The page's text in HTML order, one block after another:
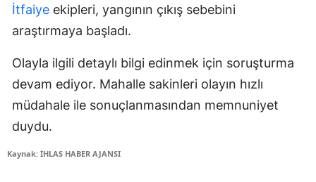
İtfaiye ekipleri, yangının çıkış sebebini
araştırmaya başladı.
Olayla ilgili detaylı bilgi edinmek için soruşturma
devam ediyor. Mahalle sakinleri olayın hızlı
müdahale ile sonuçlanmasından memnuniyet
duydu.
Kaynak: İHLAS HABER AJANSI